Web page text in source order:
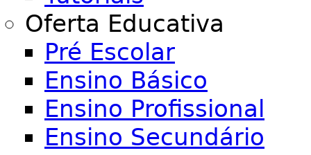
Oferta Educativa
Pré Escolar
Ensino Básico
Ensino Profissional
Ensino Secundário